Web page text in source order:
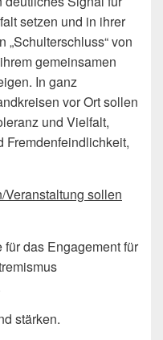
setzen und in ihrer
„Schulterschluss“ von
gemeinsamen
In ganz
vor Ort sollen
und Vielfalt,
Fremdenfeindlichkeit,
sollen
das Engagement für
stärken.